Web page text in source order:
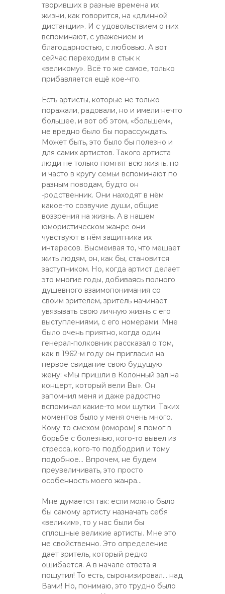
творивших в разные времена их
жизни, как говорится, на «длинной
дистанции». И с удовольствием о них
вспоминают, с уважением и
благодарностью, с любовью. А вот
сейчас переходим в стык к
«великому». Всё то же самое, только
прибавляется ещё кое-что.
Есть артисты, которые не только
поражали, радовали, но и имели нечто
большее, и вот об этом, «большем»,
не вредно было бы порассуждать.
Может быть, это было бы полезно и
для самих артистов. Такого артиста
люди не только помнят всю жизнь, но
и часто в кругу семьи вспоминают по
разным поводам, будто он
-родственник. Они находят в нём
какое-то созвучие души, общие
воззрения на жизнь. А в нашем
юмористическом жанре они
чувствуют в нём защитника их
интересов. Высмеивая то, что мешает
жить людям, он, как бы, становится
заступником. Но, когда артист делает
это многие годы, добиваясь полного
душевного взаимопонимания со
своим зрителем, зритель начинает
увязывать свою личную жизнь с его
выступлениями, с его номерами. Мне
было очень приятно, когда один
генерал-полковник рассказал о том,
как в 1962-м году он пригласил на
первое свидание свою будущую
жену: «Мы пришли в Колонный зал на
концерт, который вели Вы». Он
запомнил меня и даже радостно
вспоминал какие-то мои шутки. Таких
моментов было у меня очень много.
Кому-то смехом (юмором) я помог в
борьбе с болезнью, кого-то вывел из
стресса, кого-то подбодрил и тому
подобное… Впрочем, не будем
преувеличивать, это просто
особенность моего жанра…
Мне думается так: если можно было
бы самому артисту назначать себя
«великим», то у нас были бы
сплошные великие артисты. Мне это
не свойственно. Это определение
дает зритель, который редко
ошибается. А в начале ответа я
пошутил! То есть, сыронизировал… над
Вами! Но, понимаю, это трудно было